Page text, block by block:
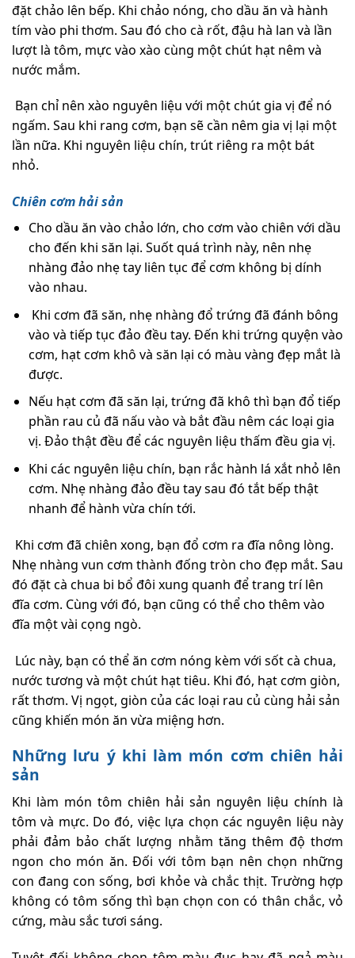
đặt chảo lên bếp. Khi chảo nóng, cho dầu ăn và hành
tím vào phi thơm. Sau đó cho cà rốt, đậu hà lan và lần
lượt là tôm, mực vào xào cùng một chút hạt nêm và
nước mắm.
Bạn chỉ nên xào nguyên liệu với một chút gia vị để nó
ngấm. Sau khi rang cơm, bạn sẽ cần nêm gia vị lại một
lần nữa. Khi nguyên liệu chín, trút riêng ra một bát
nhỏ.
Chiên cơm hải sản
Cho dầu ăn vào chảo lớn, cho cơm vào chiên với dầu
cho đến khi săn lại. Suốt quá trình này, nên nhẹ
nhàng đảo nhẹ tay liên tục để cơm không bị dính
vào nhau.
Khi cơm đã săn, nhẹ nhàng đổ trứng đã đánh bông
vào và tiếp tục đảo đều tay. Đến khi trứng quyện vào
cơm, hạt cơm khô và săn lại có màu vàng đẹp mắt là
được.
Nếu hạt cơm đã săn lại, trứng đã khô thì bạn đổ tiếp
phần rau củ đã nấu vào và bắt đầu nêm các loại gia
vị. Đảo thật đều để các nguyên liệu thấm đều gia vị.
Khi các nguyên liệu chín, bạn rắc hành lá xắt nhỏ lên
cơm. Nhẹ nhàng đảo đều tay sau đó tắt bếp thật
nhanh để hành vừa chín tới.
Khi cơm đã chiên xong, bạn đổ cơm ra đĩa nông lòng.
Nhẹ nhàng vun cơm thành đống tròn cho đẹp mắt. Sau
đó đặt cà chua bi bổ đôi xung quanh để trang trí lên
đĩa cơm. Cùng với đó, bạn cũng có thể cho thêm vào
đĩa một vài cọng ngò.
Lúc này, bạn có thể ăn cơm nóng kèm với sốt cà chua,
nước tương và một chút hạt tiêu. Khi đó, hạt cơm giòn,
rất thơm. Vị ngọt, giòn của các loại rau củ cùng hải sản
cũng khiến món ăn vừa miệng hơn.
Những lưu ý khi làm món cơm chiên hải
sản
Khi làm món tôm chiên hải sản nguyên liệu chính là
tôm và mực. Do đó, việc lựa chọn các nguyên liệu này
phải đảm bảo chất lượng nhằm tăng thêm độ thơm
ngon cho món ăn. Đối với tôm bạn nên chọn những
con đang con sống, bơi khỏe và chắc thịt. Trường hợp
không có tôm sống thì bạn chọn con có thân chắc, vỏ
cứng, màu sắc tươi sáng.